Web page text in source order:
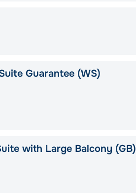
Guarantee (WS)
with Large Balcony (GB)